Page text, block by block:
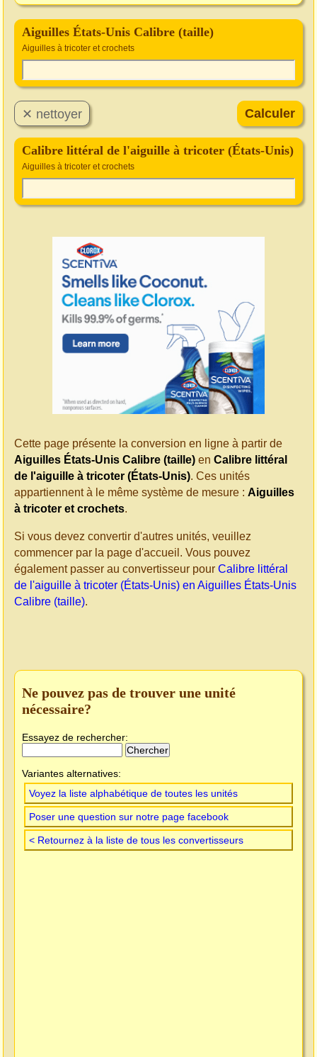
Aiguilles États-Unis Calibre (taille)
Aiguilles à tricoter et crochets
Calibre littéral de l'aiguille à tricoter (États-Unis)
Aiguilles à tricoter et crochets
Cette page présente la conversion en ligne à partir de
Aiguilles États-Unis Calibre (taille) en Calibre littéral
de l'aiguille à tricoter (États-Unis). Ces unités
appartiennent à le même système de mesure : Aiguilles
à tricoter et crochets.
Si vous devez convertir d'autres unités, veuillez
commencer par la page d'accueil. Vous pouvez
également passer au convertisseur pour Calibre littéral
de l'aiguille à tricoter (États-Unis) en Aiguilles États-Unis
Calibre (taille).
Ne pouvez pas de trouver une unité
nécessaire?
Essayez de rechercher:
Variantes alternatives:
Voyez la liste alphabétique de toutes les unités
Poser une question sur notre page facebook
< Retournez à la liste de tous les convertisseurs